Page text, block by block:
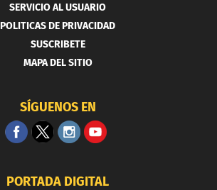
SERVICIO AL USUARIO
POLITICAS DE PRIVACIDAD
SUSCRIBETE
MAPA DEL SITIO
SÍGUENOS EN
PORTADA DIGITAL